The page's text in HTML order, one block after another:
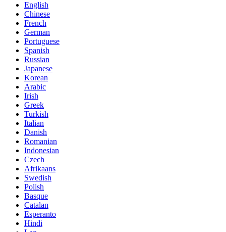
English
Chinese
French
German
Portuguese
Spanish
Russian
Japanese
Korean
Arabic
Irish
Greek
Turkish
Italian
Danish
Romanian
Indonesian
Czech
Afrikaans
Swedish
Polish
Basque
Catalan
Esperanto
Hindi